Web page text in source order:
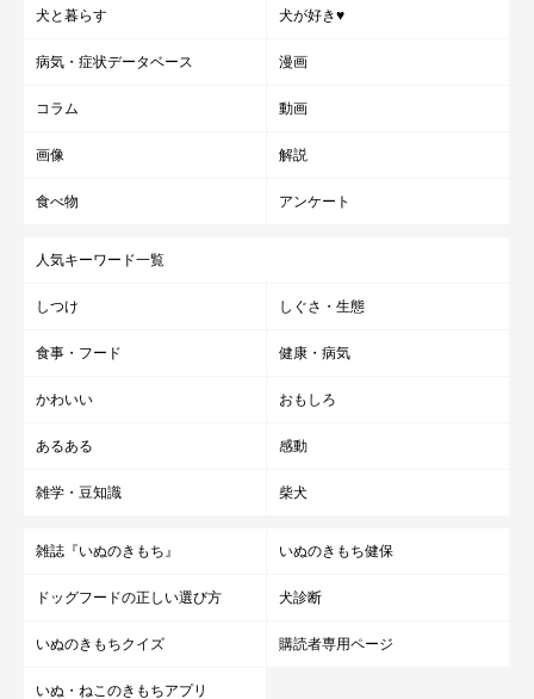
犬と暮らす 犬が好き♥
病気・症状データベース 漫画
コラム 動画
画像 解説
食べ物 アンケート
人気キーワード一覧
しつけ しぐさ・生態
食事・フード 健康・病気
かわいい おもしろ
あるある 感動
雑学・豆知識 柴犬
雑誌『いぬのきもち』 いぬのきもち健保
ドッグフードの正しい選び方 犬診断
いぬのきもちクイズ 購読者専用ページ
いぬ・ねこのきもちアプリ